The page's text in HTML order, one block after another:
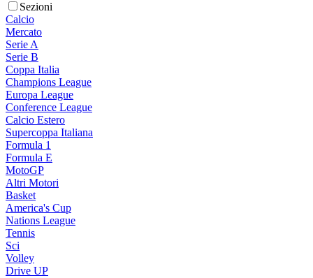
Sezioni
Calcio
Mercato
Serie A
Serie B
Coppa Italia
Champions League
Europa League
Conference League
Calcio Estero
Supercoppa Italiana
Formula 1
Formula E
MotoGP
Altri Motori
Basket
America's Cup
Nations League
Tennis
Sci
Volley
Drive UP